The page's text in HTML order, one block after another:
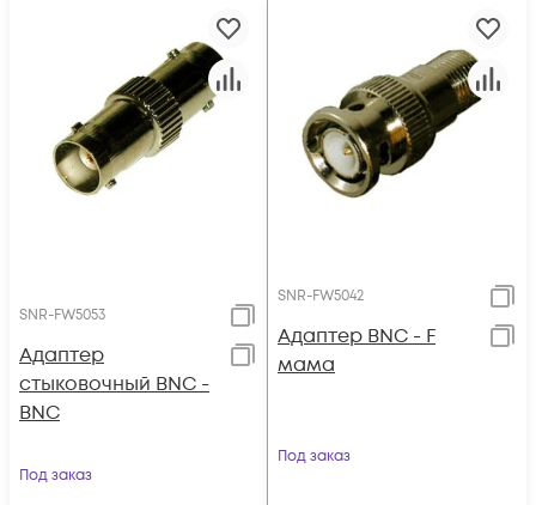
SNR-FW5053
Адаптер
стыковочный BNC -
BNC
Под заказ
SNR-FW5042
Адаптер BNC - F
мама
Под заказ